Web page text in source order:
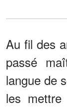
Au fil des
passé
langue de
les mettre